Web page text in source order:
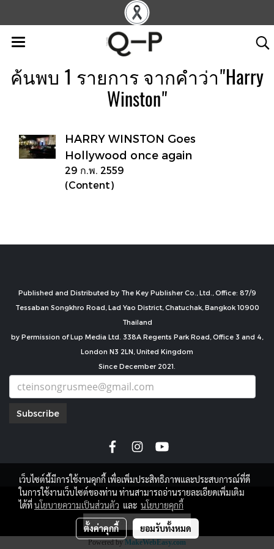
ค้นพบ 1 รายการ จากคำว่า"Harry
Winston"
HARRY WINSTON Goes
Hollywood once again
29 ก.พ. 2559
(Content)
Published and Distributed by The Key Publisher Co., Ltd., Office: 87/9
Tessaban Songkhro Road, Lad Yao District, Chatuchak, Bangkok 10900
Thailand
by Permission of Lup Media Ltd. 338A Regents Park Road, Office 3 and 4,
London N3 2LN, United Kingdom
Since December 2021.
Subscribe
copyright by
ผู้เข้าชมวันนี้
2,245
Powered byMakeWebEasy.com
เว็บไซต์นี้มีการใช้งานคุกกี้ เพื่อเพิ่มประสิทธิภาพและประสบการณ์ที่ดี
ในการใช้งานเว็บไซต์ของท่าน ท่านสามารถอ่านรายละเอียดเพิ่มเติม
ได้ที่นโยบายความเป็นส่วนตัว และ นโยบายคุกกี้
ตั้งค่าคุกกี้ ยอมรับทั้งหมด